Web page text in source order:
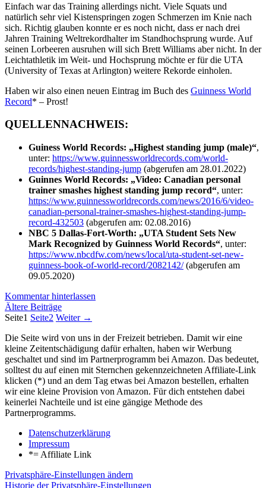
Einfach war das Training allerdings nicht. Viele Squats und
natürlich sehr viel Kistenspringen zogen Schmerzen im Knie nach
sich. Richtig glauben konnte er es noch nicht, dass er nach drei
Jahren Training Weltrekordhalter im Standhochsprung wurde. Auf
seinen Lorbeeren ausruhen will sich Brett Williams aber nicht. In der
Leichtathletik im Weit- und Hochsprung möchte er für die UTA
(University of Texas at Arlington) weitere Rekorde einholen.
Haben wir also einen neuen Eintrag im Buch des Guinness World
Record* – Prost!
QUELLENNACHWEIS:
Guiness World Records: „Highest standing jump (male)“,
unter: https://www.guinnessworldrecords.com/world-
records/highest-standing-jump (abgerufen am 28.01.2022)
Guinnes World Records: „Video: Canadian personal
trainer smashes highest standing jump record“, unter:
https://www.guinnessworldrecords.com/news/2016/6/video-
canadian-personal-trainer-smashes-highest-standing-jump-
record-432503 (abgerufen am: 02.08.2016)
NBC 5 Dallas-Fort-Worth: „UTA Student Sets New
Mark Recognized by Guinness World Records“, unter:
https://www.nbcdfw.com/news/local/uta-student-set-new-
guinness-book-of-world-record/2082142/(abgerufen am
09.05.2020)
Kommentar hinterlassen
Ältere Beiträge
Seite1 Seite2 Weiter →
Die Seite wird von uns in der Freizeit betrieben. Damit wir eine
kleine Zeitentschädigung dafür erhalten, haben wir Werbung
geschaltet und sind im Partnerprogramm bei Amazon. Das bedeutet,
solltest du auf einen mit Sternchen gekennzeichneten Affiliate-Link
klicken (*) und an dem Tag etwas bei Amazon bestellen, erhalten
wir eine kleine Provision von Amazon. Für dich entstehen dabei
keinerlei Nachteile und ist eine gängige Methode des
Partnerprogramms.
Datenschutzerklärung
Impressum
*= Affiliate Link
Privatsphäre-Einstellungen ändern
Historie der Privatsphäre-Einstellungen